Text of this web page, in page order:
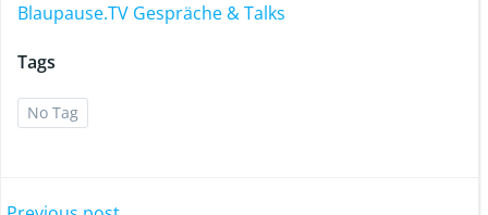
Blaupause.TV Gespräche & Talks
Tags
No Tag